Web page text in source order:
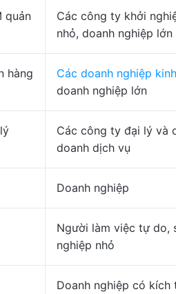
quản
Các công ty khởi
nhỏ, doanh nghiệp lớn
hàng Các doanh nghiệp
doanh nghiệp lớn
Các công ty đại lý và
doanh dịch vụ
Doanh nghiệp
Người làm việc tự do,
nghiệp nhỏ
Doanh nghiệp có kích